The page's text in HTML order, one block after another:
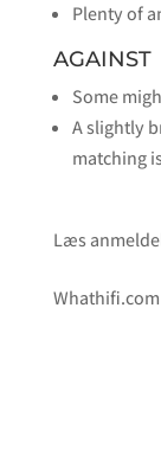
Plenty of
AGAINST
Some
A slightly
matching
Læs
Whathifi.com